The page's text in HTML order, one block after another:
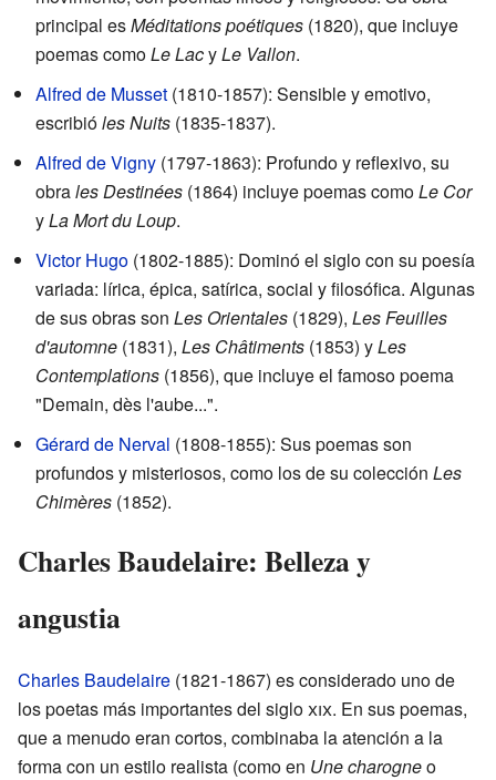
principal esMéditations poétiques (1820), que incluye
poemas comoLe LacyLe Vallon.
Alfred de Musset (1810-1857): Sensible y emotivo,
escribióles Nuits (1835-1837).
Alfred de Vigny (1797-1863): Profundo y reflexivo, su
obrales Destinées (1864) incluye poemas comoLe Cor
yLa Mort du Loup.
Victor Hugo (1802-1885): Dominó el siglo con su poesía
variada: lírica, épica, satírica, social y filosófica. Algunas
de sus obras son Les Orientales (1829), Les Feuilles
d'automne (1831), Les Châtiments (1853) yLes
Contemplations (1856), que incluye el famoso poema
"Demain, dès l'aube...".
Gérard de Nerval (1808-1855): Sus poemas son
profundos y misteriosos, como los de su colección Les
Chimères (1852).
Charles Baudelaire: Belleza y
angustia
Charles Baudelaire (1821-1867) es considerado uno de
los poetas más importantes del sigloxix. En sus poemas,
que a menudo eran cortos, combinaba la atención a la
forma con un estilo realista (como en Une charogneo